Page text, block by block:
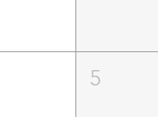
5